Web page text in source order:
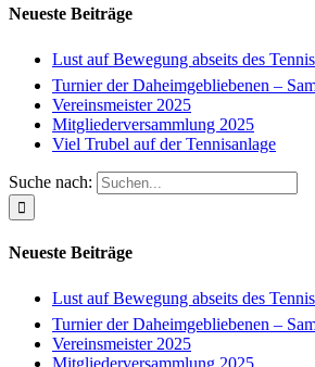
Neueste Beiträge
Lust auf Bewegung abseits des
Turnier der Daheimgebliebenen –
Vereinsmeister 2025
Mitgliederversammlung 2025
Viel Trubel auf der Tennisanlage
Suche nach:
Neueste Beiträge
Lust auf Bewegung abseits des
Turnier der Daheimgebliebenen –
Vereinsmeister 2025